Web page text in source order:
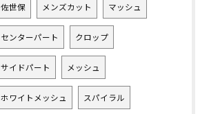
佐世保 メンズカット マッシュ
センターパート クロップ
サイドパート メッシュ
ホワイトメッシュ スパイラル